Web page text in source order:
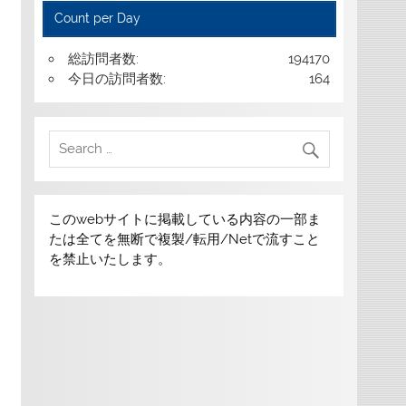
Count per Day
194170
総訪問者数:
164
今日の訪問者数:
このwebサイトに掲載している内容の一部ま
たは全てを無断で複製/転用/Netで流すこと
を禁止いたします。